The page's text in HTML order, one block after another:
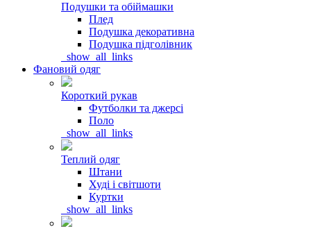
Подушки та обіймашки
Плед
Подушка декоративна
Подушка підголівник
_show_all_links
Фановий одяг
Короткий рукав
Футболки та джерсі
Поло
_show_all_links
Теплий одяг
Штани
Худі і світшоти
Куртки
_show_all_links